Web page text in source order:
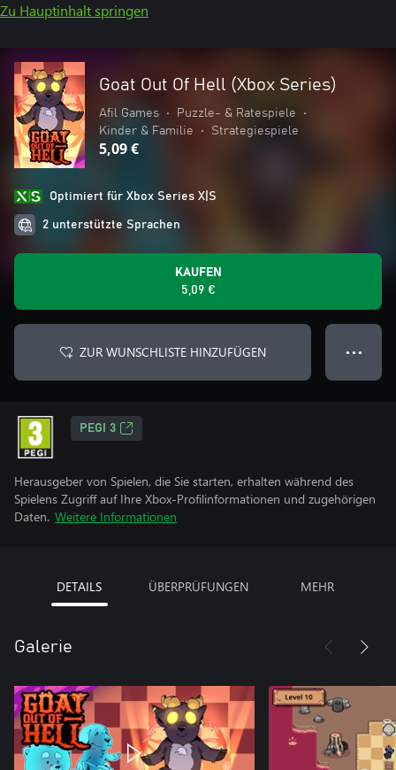
Zu Hauptinhalt springen
Goat Out Of Hell (Xbox Series)
Afil Games • Puzzle- & Ratespiele
•
Kinder & Familie
• Strategiespiele
5,09 €
Optimiert für Xbox Series X|S
2 unterstützte Sprachen
KAUFEN
5,09 €
ZUR WUNSCHLISTE HINZUFÜGEN ● ● ●
PEGI 3
Herausgeber von Spielen, die Sie starten, erhalten während des
Spielens Zugriff auf Ihre Xbox-Profilinformationen und zugehörigen
Daten. Weitere Informationen
DETAILS ÜBERPRÜFUNGEN MEHR
Galerie